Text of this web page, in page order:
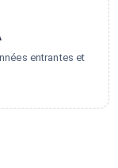
entrantes et